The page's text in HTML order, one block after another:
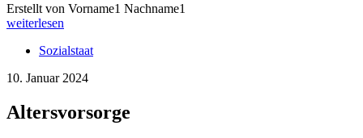
Erstellt von Vorname1 Nachname1
weiterlesen
Sozialstaat
10. Januar 2024
Altersvorsorge